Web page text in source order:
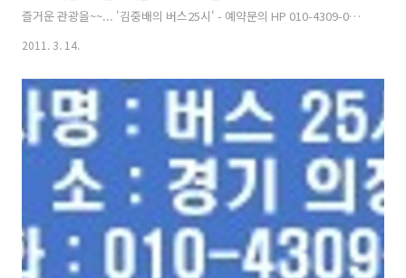
즐거운 관광을~~... '김중배의 버스25시' - 예약문의 HP 010-4309-0082
소형버스, 대형버스, 전세버스, 관광버스, 야유회, 등산, 낚시, 스키장, 골
내관광, 김중배 기사, 각종모임, 행사, 관광 여행정보, 결혼식, OT, MT,
25인승, 45인승 버스 예약문의. 010-4309-0082 http://25bus.kr 입급
계좌번호 : 신한은행 110-119-304483 (예금주 김중배) Email :
kjb60kjb@hanmail.net 안녕하세요. 25bus.kr에 오신 것을 환영합..
2011. 3. 14.